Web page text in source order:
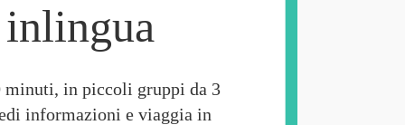
minuti, in piccoli gruppi da 3
informazioni e viaggia in